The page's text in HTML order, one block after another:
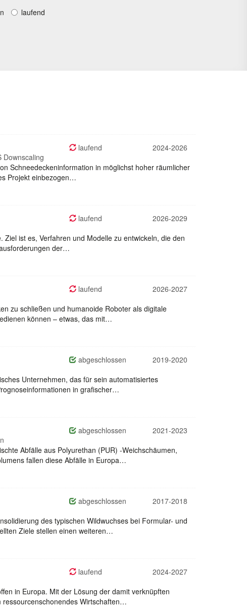
laufend
laufend
2024-2026
Downscaling
Schneedeckeninformation in möglichst hoher räumlicher
Projekt einbezogen…
laufend
2026-2029
ist es, Verfahren und Modelle zu entwickeln, die den
der…
laufend
2026-2027
zu schließen und humanoide Roboter als digitale
können – etwas, das mit…
abgeschlossen
2019-2020
Unternehmen, das für sein automatisiertes
in grafischer…
abgeschlossen
2021-2023
Abfälle aus Polyurethan (PUR) -Weichschäumen,
fallen diese Abfälle in Europa…
abgeschlossen
2017-2018
des typischen Wildwuchses bei Formular- und
Ziele stellen einen weiteren…
laufend
2024-2027
in Europa. Mit der Lösung der damit verknüpften
ressourcenschonendes Wirtschaften…